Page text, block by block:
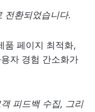
전환되었습니다.
품 페이지 최적화,
자 경험 간소화가
피드백 수집, 그리